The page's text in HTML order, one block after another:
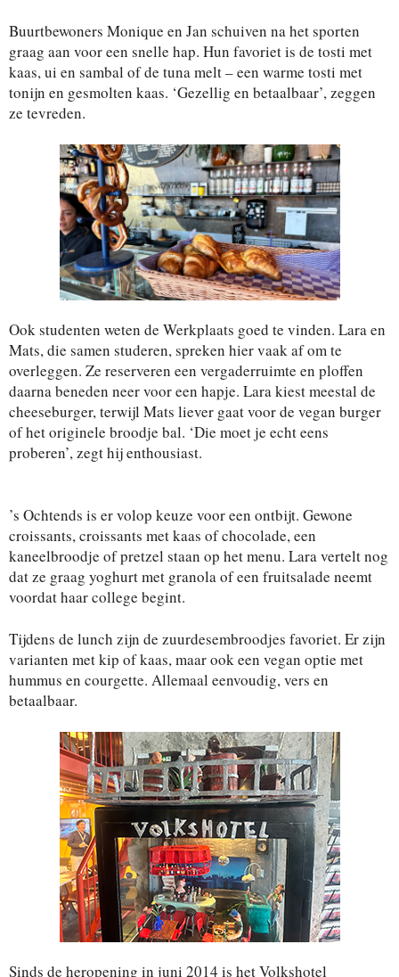
Buurtbewoners Monique en Jan schuiven na het sporten
graag aan voor een snelle hap. Hun favoriet is de tosti met
kaas, ui en sambal of de tuna melt – een warme tosti met
tonijn en gesmolten kaas. ‘Gezellig en betaalbaar’, zeggen
ze tevreden.
Ook studenten weten de Werkplaats goed te vinden. Lara en
Mats, die samen studeren, spreken hier vaak af om te
overleggen. Ze reserveren een vergaderruimte en ploffen
daarna beneden neer voor een hapje. Lara kiest meestal de
cheeseburger, terwijl Mats liever gaat voor de vegan burger
of het originele broodje bal. ‘Die moet je echt eens
proberen’, zegt hij enthousiast.
’s Ochtends is er volop keuze voor een ontbijt. Gewone
croissants, croissants met kaas of chocolade, een
kaneelbroodje of pretzel staan op het menu. Lara vertelt nog
dat ze graag yoghurt met granola of een fruitsalade neemt
voordat haar college begint.
Tijdens de lunch zijn de zuurdesembroodjes favoriet. Er zijn
varianten met kip of kaas, maar ook een vegan optie met
hummus en courgette. Allemaal eenvoudig, vers en
betaalbaar.
Sinds de heropening in juni 2014 is het Volkshotel